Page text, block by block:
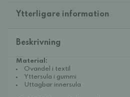
Ytterligare information
Beskrivning
Material:
Ovandel i textil
Yttersula i gummi
Uttagbar innersula